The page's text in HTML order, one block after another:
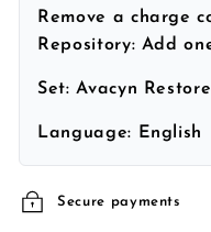
Remove a charge
Repository: Add
Set:Avacyn
Language: English
Secure payments